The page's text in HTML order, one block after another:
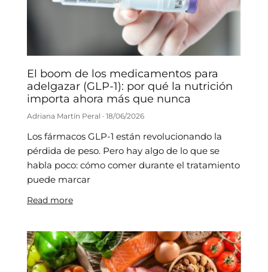
El boom de los medicamentos para
adelgazar (GLP-1): por qué la nutrición
importa ahora más que nunca
Adriana Martín Peral 18/06/2026
Los fármacos GLP-1 están revolucionando la
pérdida de peso. Pero hay algo de lo que se
habla poco: cómo comer durante el tratamiento
puede marcar
Read more